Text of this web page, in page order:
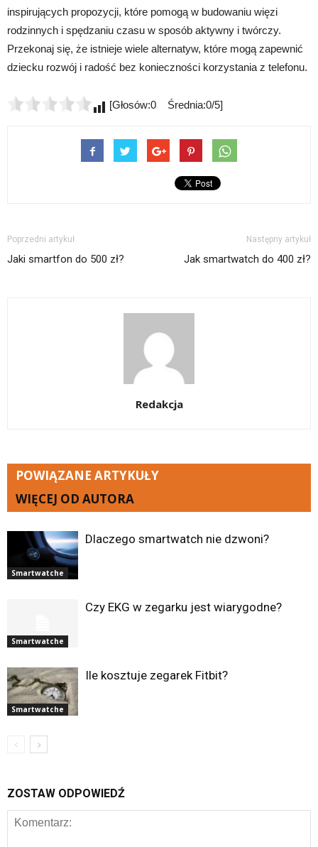
inspirujących propozycji, które pomogą w budowaniu więzi
rodzinnych i spędzaniu czasu w sposób aktywny i twórczy.
Przekonaj się, że istnieje wiele alternatyw, które mogą zapewnić
dziecku rozwój i radość bez konieczności korzystania z telefonu.
[Głosów:0 Średnia:0/5]
Poprzedni artykuł
Jaki smartfon do 500 zł?
Następny artykuł
Jak smartwatch do 400 zł?
Redakcja
POWIĄZANE ARTYKUŁY
WIĘCEJ OD AUTORA
Smartwatche
Dlaczego smartwatch nie dzwoni?
Smartwatche
Czy EKG w zegarku jest wiarygodne?
Smartwatche
Ile kosztuje zegarek Fitbit?
ZOSTAW ODPOWIEDŹ